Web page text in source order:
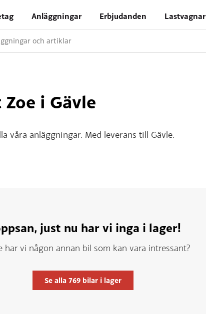
Anläggningar Erbjudanden Lastvagnar
och artiklar
i Gävle
våra anläggningar. Med leverans till Gävle.
just nu har vi inga i lager!
har vi någon annan bil som kan vara intressant?
Se alla 769 bilar i lager